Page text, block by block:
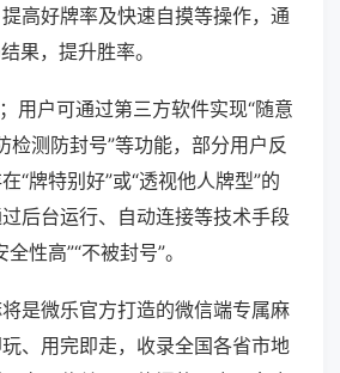
高好牌率及快速自摸等操作，通
果，提升胜率。
用户可通过第三方软件实现“随意
检测防封号”等功能，部分用户反
“牌特别好”或“透视他人牌型”的
后台运行、自动连接等技术手段
性高”“不被封号”。
是微乐官方打造的微信端专属麻
、用完即走，收录全国各省市地